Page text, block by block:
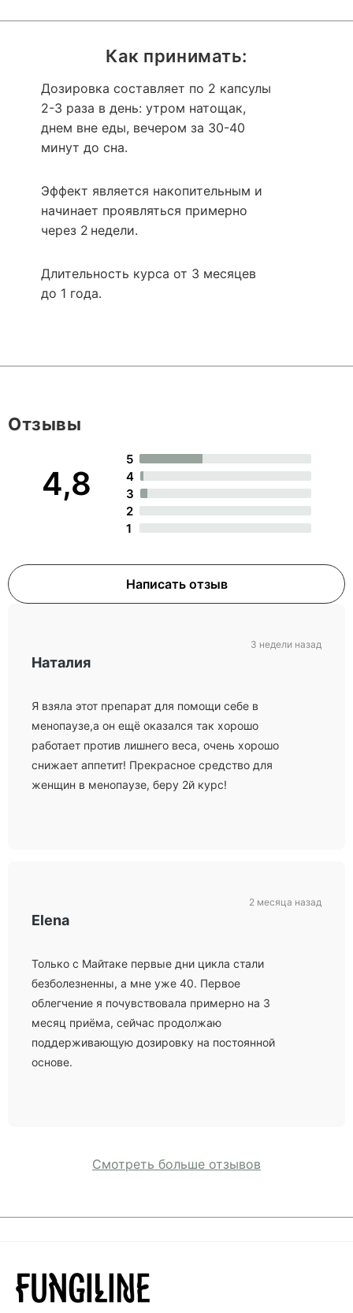
Как принимать:
Дозировка составляет по 2 капсулы
2-3 раза в день: утром натощак,
днем вне еды, вечером за 30-40
минут до сна.
Эффект является накопительным и
начинает проявляться примерно
через 2 недели.
Длительность курса от 3 месяцев
до 1 года.
4,8
5
4
3
2
1
Написать отзыв
Отзывы
Наталия
Я взяла этот препарат для помощи себе в
менопаузе,а он ещё оказался так хорошо
работает против лишнего веса, очень хорошо
снижает аппетит! Прекрасное средство для
женщин в менопаузе, беру 2й курс!
3 недели назад
Elena
Только с Майтаке первые дни цикла стали
безболезненны, а мне уже 40. Первое
облегчение я почувствовала примерно на 3
месяц приёма, сейчас продолжаю
поддерживающую дозировку на постоянной
основе.
2 месяца назад
Смотреть больше отзывов